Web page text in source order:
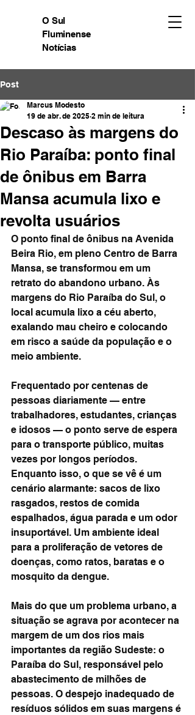
O Sul
Fluminense
Notícias
Post
Descaso às margens do
Rio Paraíba: ponto final
de ônibus em Barra
Mansa acumula lixo e
revolta usuários
Marcus Modesto
19 de abr. de 2025 2 min de leitura
O ponto final de ônibus na Avenida
Beira Rio, em pleno Centro de Barra
Mansa, se transformou em um
retrato do abandono urbano. Às
margens do Rio Paraíba do Sul, o
local acumula lixo a céu aberto,
exalando mau cheiro e colocando
em risco a saúde da população e o
meio ambiente.
Frequentado por centenas de
pessoas diariamente — entre
trabalhadores, estudantes, crianças
e idosos — o ponto serve de espera
para o transporte público, muitas
vezes por longos períodos.
Enquanto isso, o que se vê é um
cenário alarmante: sacos de lixo
rasgados, restos de comida
espalhados, água parada e um odor
insuportável. Um ambiente ideal
para a proliferação de vetores de
doenças, como ratos, baratas e o
mosquito da dengue.
Mais do que um problema urbano, a
situação se agrava por acontecer na
margem de um dos rios mais
importantes da região Sudeste: o
Paraíba do Sul, responsável pelo
abastecimento de milhões de
pessoas. O despejo inadequado de
resíduos sólidos em suas margens é